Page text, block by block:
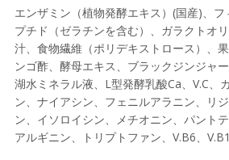
エンザミン（植物発酵エキス）(国産)、
プチド（ゼラチンを含む）、ガラクトオ
汁、食物繊維（ポリデキストロース）、
ンゴ酢、酵母エキス、ブラックジンジャ
湖水ミネラル液、L型発酵乳酸Ca、V.C、
ン、ナイアシン、フェニルアラニン、リ
ン、イソロイシン、メチオニン、パント
アルギニン、トリプトファン、V.B6、